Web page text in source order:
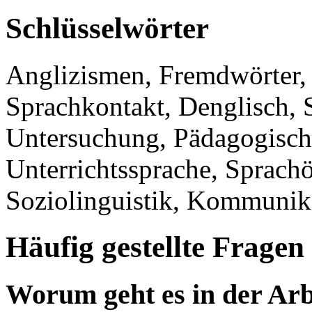
Schlüsselwörter
Anglizismen,
Sprachkontakt, Denglisch,
Untersuchung,
Unterrichtssprache,
Soziolinguistik,
Häufig gestellte Fragen
Worum geht es in der